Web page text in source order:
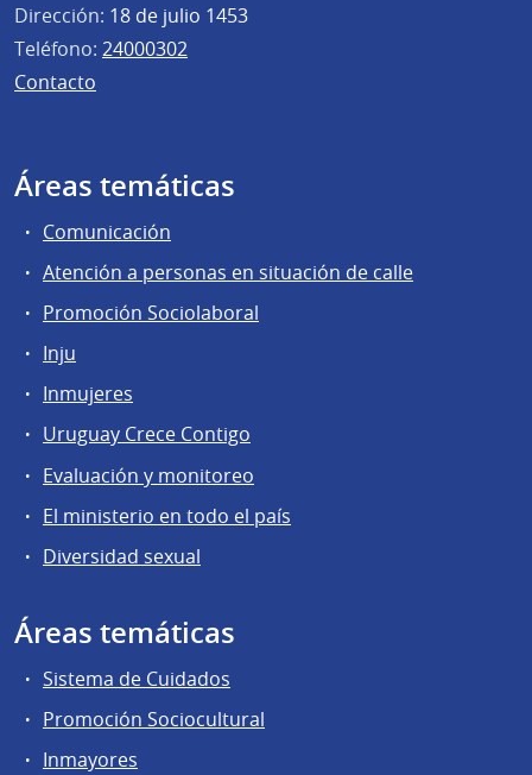
Dirección: 18 de julio 1453
Teléfono: 24000302
Contacto
Áreas temáticas
Comunicación
Atención a personas en situación de calle
Promoción Sociolaboral
Inju
Inmujeres
Uruguay Crece Contigo
Evaluación y monitoreo
El ministerio en todo el país
Diversidad sexual
Áreas temáticas
Sistema de Cuidados
Promoción Sociocultural
Inmayores